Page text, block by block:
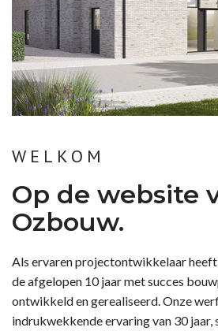
WELKOM
Op de website
Ozbouw.
Als ervaren projectontwikkelaar
de afgelopen 10 jaar met succes
ontwikkeld en gerealiseerd. Onze
indrukwekkende ervaring van 30 jaar,